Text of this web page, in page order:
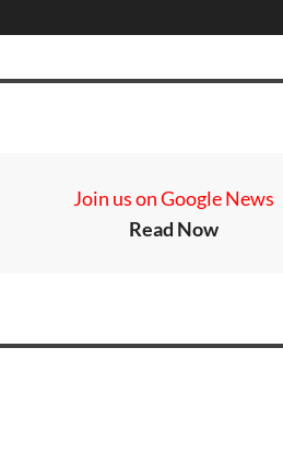
Join us on Google News
Read Now